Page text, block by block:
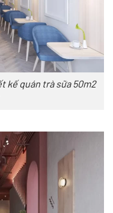
kế quán trà sữa 50m2